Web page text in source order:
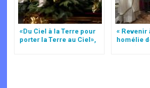
«Du Ciel à la Terre pour
porter la Terre au Ciel»,
« Revenir
homélie
Noël